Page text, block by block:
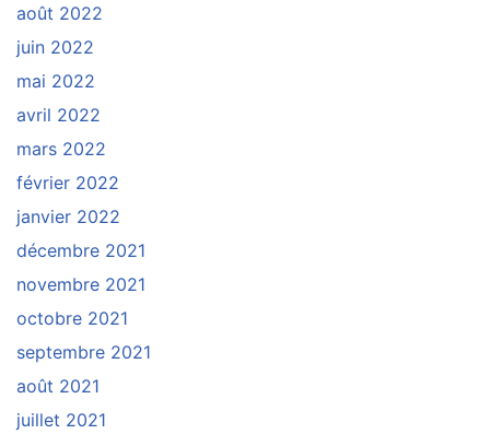
août 2022
juin 2022
mai 2022
avril 2022
mars 2022
février 2022
janvier 2022
décembre 2021
novembre 2021
octobre 2021
septembre 2021
août 2021
juillet 2021